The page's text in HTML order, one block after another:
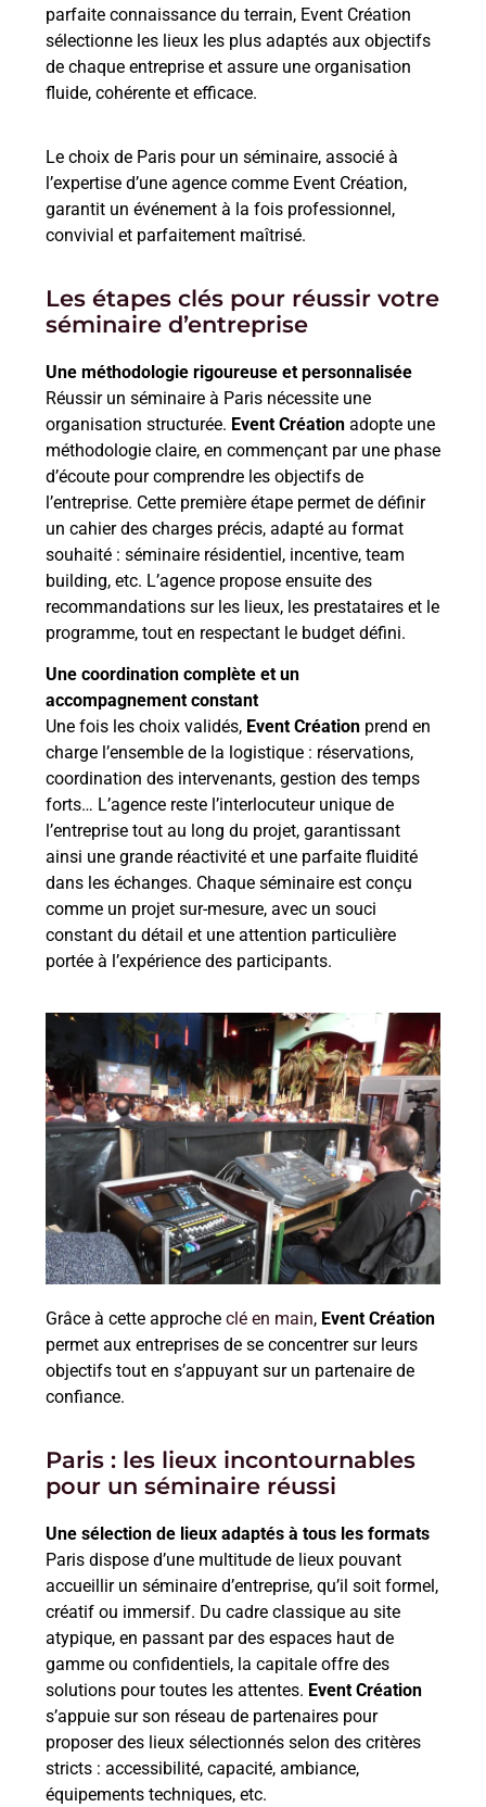
parfaite connaissance du terrain, Event Création
sélectionne les lieux les plus adaptés aux objectifs
de chaque entreprise et assure une organisation
fluide, cohérente et efficace.
Le choix de Paris pour un séminaire, associé à
l’expertise d’une agence comme Event Création,
garantit un événement à la fois professionnel,
convivial et parfaitement maîtrisé.
Les étapes clés pour réussir votre
séminaire d’entreprise
Une méthodologie rigoureuse et personnalisée
Réussir un séminaire à Paris nécessite une
organisation structurée. Event Création adopte une
méthodologie claire, en commençant par une phase
d’écoute pour comprendre les objectifs de
l’entreprise. Cette première étape permet de définir
un cahier des charges précis, adapté au format
souhaité : séminaire résidentiel, incentive, team
building, etc. L’agence propose ensuite des
recommandations sur les lieux, les prestataires et le
programme, tout en respectant le budget défini.
Une coordination complète et un
accompagnement constant
Une fois les choix validés, Event Création prend en
charge l’ensemble de la logistique : réservations,
coordination des intervenants, gestion des temps
forts… L’agence reste l’interlocuteur unique de
l’entreprise tout au long du projet, garantissant
ainsi une grande réactivité et une parfaite fluidité
dans les échanges. Chaque séminaire est conçu
comme un projet sur-mesure, avec un souci
constant du détail et une attention particulière
portée à l’expérience des participants.
Grâce à cette approche clé en main, Event Création
permet aux entreprises de se concentrer sur leurs
objectifs tout en s’appuyant sur un partenaire de
confiance.
Paris : les lieux incontournables
pour un séminaire réussi
Une sélection de lieux adaptés à tous les formats
Paris dispose d’une multitude de lieux pouvant
accueillir un séminaire d’entreprise, qu’il soit formel,
créatif ou immersif. Du cadre classique au site
atypique, en passant par des espaces haut de
gamme ou confidentiels, la capitale offre des
solutions pour toutes les attentes. Event Création
s’appuie sur son réseau de partenaires pour
proposer des lieux sélectionnés selon des critères
stricts : accessibilité, capacité, ambiance,
équipements techniques, etc.